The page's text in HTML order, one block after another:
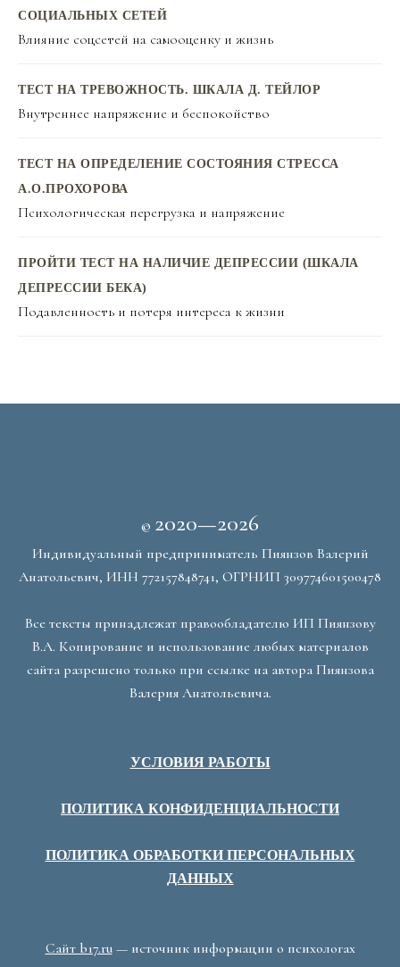
СОЦИАЛЬНЫХ СЕТЕЙ
Влияние соцсетей на самооценку и жизнь
ТЕСТ НА ТРЕВОЖНОСТЬ. ШКАЛА Д. ТЕЙЛОР
Внутреннее напряжение и беспокойство
ТЕСТ НА ОПРЕДЕЛЕНИЕ СОСТОЯНИЯ СТРЕССА
А.О.ПРОХОРОВА
Психологическая перегрузка и напряжение
ПРОЙТИ ТЕСТ НА НАЛИЧИЕ ДЕПРЕССИИ (ШКАЛА
ДЕПРЕССИИ БЕКА)
Подавленность и потеря интереса к жизни
© 2020—2026
Индивидуальный предприниматель Пиянзов Валерий
Анатольевич, ИНН 772157848741, ОГРНИП 309774601500478
Все тексты принадлежат правообладателю ИП Пиянзову
В.А. Копирование и использование любых материалов
сайта разрешено только при ссылке на автора Пиянзова
Валерия Анатольевича.
УСЛОВИЯ РАБОТЫ
ПОЛИТИКА КОНФИДЕНЦИАЛЬНОСТИ
ПОЛИТИКА ОБРАБОТКИ ПЕРСОНАЛЬНЫХ
ДАННЫХ
Сайт b17.ru— источник информации о психологах